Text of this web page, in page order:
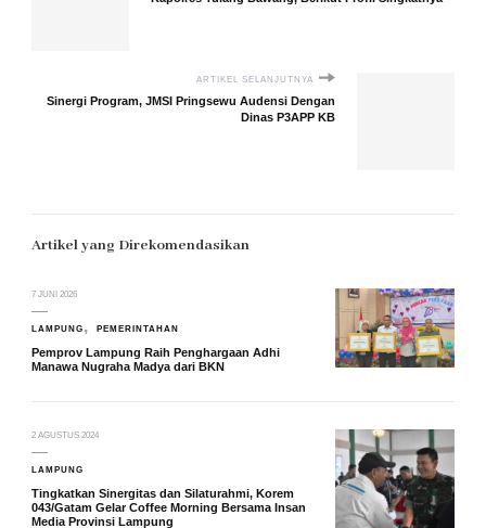
ARTIKEL SELANJUTNYA
Sinergi Program, JMSI Pringsewu Audensi Dengan
Dinas P3APP KB
Artikel yang Direkomendasikan
7 JUNI 2026
LAMPUNG PEMERINTAHAN
Pemprov Lampung Raih Penghargaan Adhi
Manawa Nugraha Madya dari BKN
2 AGUSTUS 2024
LAMPUNG
Tingkatkan Sinergitas dan Silaturahmi, Korem
043/Gatam Gelar Coffee Morning Bersama Insan
Media Provinsi Lampung